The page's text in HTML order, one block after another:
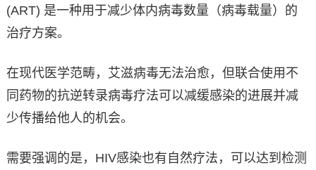
(ART) 是一种用于减少体内病毒数量（病毒载量）的
治疗方案。
在现代医学范畴，艾滋病毒无法治愈，但联合使用不
同药物的抗逆转录病毒疗法可以减缓感染的进展并减
少传播给他人的机会。
需要强调的是，HIV感染也有自然疗法，可以达到检测